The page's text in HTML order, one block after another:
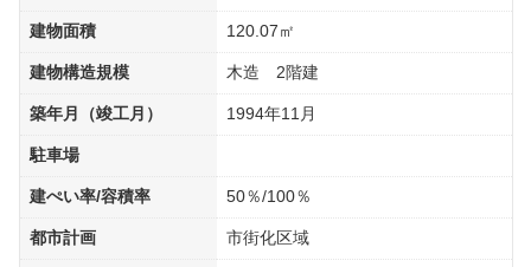
建物面積 120.07㎡
建物構造規模 木造 2階建
築年月（竣工月） 1994年11月
駐車場
建ぺい率/容積率 50％/100％
都市計画 市街化区域